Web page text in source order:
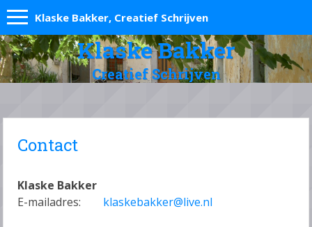
Klaske Bakker, Creatief Schrijven
Klaske Bakker
Creatief Schrijven
Contact
Klaske Bakker
E-mailadres:
klaskebakker@live.nl